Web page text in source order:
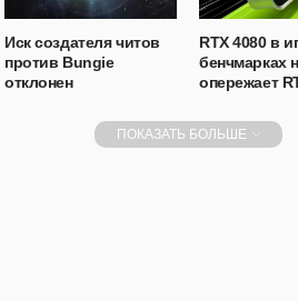
Иск создателя читов
против Bungie
отклонен
RTX 4080 в
бенчмарках
опережает
ПОКАЗАТЬ БОЛЬШЕ